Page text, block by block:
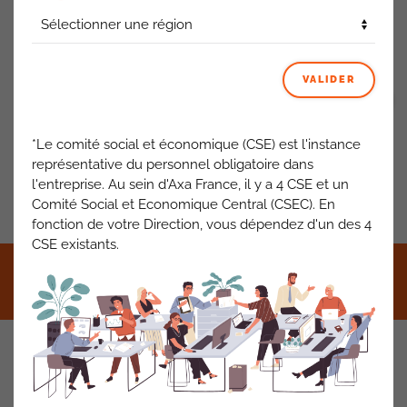
temps avec le bailleur.
VOIR TOUT
PRÉCÉDENT SUIVANT
©2021 CFDT AXA France • Mentions légales
Contact
VALIDER
*Le comité social et économique (CSE) est l'instance
représentative du personnel obligatoire dans
l'entreprise. Au sein d'Axa France, il y a 4 CSE et un
Comité Social et Economique Central (CSEC). En
fonction de votre Direction, vous dépendez d'un des 4
CSE existants.